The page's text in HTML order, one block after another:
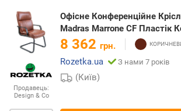
Продавець:
Design & Co
Офісне Конференційне
Madras Marrone CF Пластік
8 362 грн.
Rozetka.ua
З нами 7 років
(Київ)